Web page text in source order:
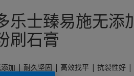
乐士臻易施无添
刷石膏
加 | 耐久坚固 | 高效找平 | 抗裂性好 |